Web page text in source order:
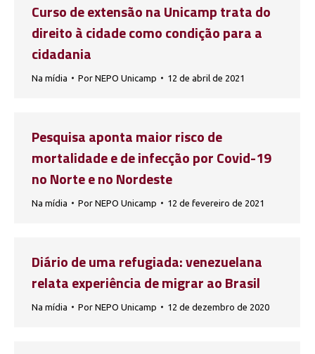
Curso de extensão na Unicamp trata do
direito à cidade como condição para a
cidadania
Na mídia Por NEPO Unicamp 12 de abril de 2021
Pesquisa aponta maior risco de
mortalidade e de infecção por Covid-19
no Norte e no Nordeste
Na mídia Por NEPO Unicamp 12 de fevereiro de 2021
Diário de uma refugiada: venezuelana
relata experiência de migrar ao Brasil
Na mídia Por NEPO Unicamp 12 de dezembro de 2020